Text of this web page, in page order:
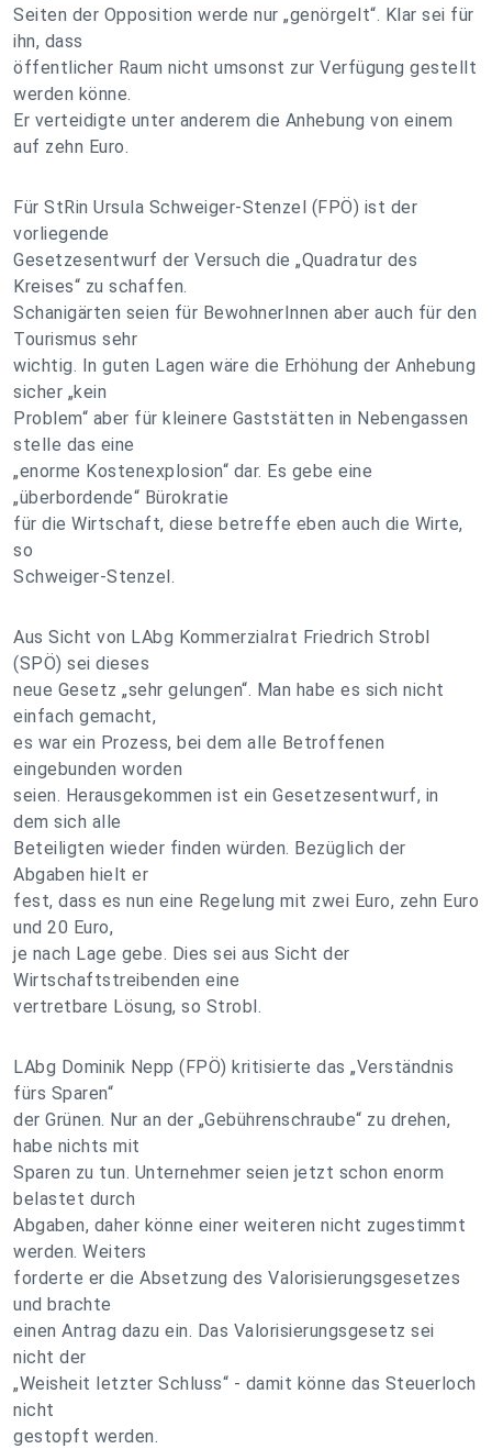
Seiten der Opposition werde nur „genörgelt“. Klar sei für
ihn, dass
öffentlicher Raum nicht umsonst zur Verfügung gestellt
werden könne.
Er verteidigte unter anderem die Anhebung von einem
auf zehn Euro.
Für StRin Ursula Schweiger-Stenzel (FPÖ) ist der
vorliegende
Gesetzesentwurf der Versuch die „Quadratur des
Kreises“ zu schaffen.
Schanigärten seien für BewohnerInnen aber auch für den
Tourismus sehr
wichtig. In guten Lagen wäre die Erhöhung der Anhebung
sicher „kein
Problem“ aber für kleinere Gaststätten in Nebengassen
stelle das eine
„enorme Kostenexplosion“ dar. Es gebe eine
„überbordende“ Bürokratie
für die Wirtschaft, diese betreffe eben auch die Wirte,
so
Schweiger-Stenzel.
Aus Sicht von LAbg Kommerzialrat Friedrich Strobl
(SPÖ) sei dieses
neue Gesetz „sehr gelungen“. Man habe es sich nicht
einfach gemacht,
es war ein Prozess, bei dem alle Betroffenen
eingebunden worden
seien. Herausgekommen ist ein Gesetzesentwurf, in
dem sich alle
Beteiligten wieder finden würden. Bezüglich der
Abgaben hielt er
fest, dass es nun eine Regelung mit zwei Euro, zehn Euro
und 20 Euro,
je nach Lage gebe. Dies sei aus Sicht der
Wirtschaftstreibenden eine
vertretbare Lösung, so Strobl.
LAbg Dominik Nepp (FPÖ) kritisierte das „Verständnis
fürs Sparen“
der Grünen. Nur an der „Gebührenschraube“ zu drehen,
habe nichts mit
Sparen zu tun. Unternehmer seien jetzt schon enorm
belastet durch
Abgaben, daher könne einer weiteren nicht zugestimmt
werden. Weiters
forderte er die Absetzung des Valorisierungsgesetzes
und brachte
einen Antrag dazu ein. Das Valorisierungsgesetz sei
nicht der
„Weisheit letzter Schluss“ - damit könne das Steuerloch
nicht
gestopft werden.